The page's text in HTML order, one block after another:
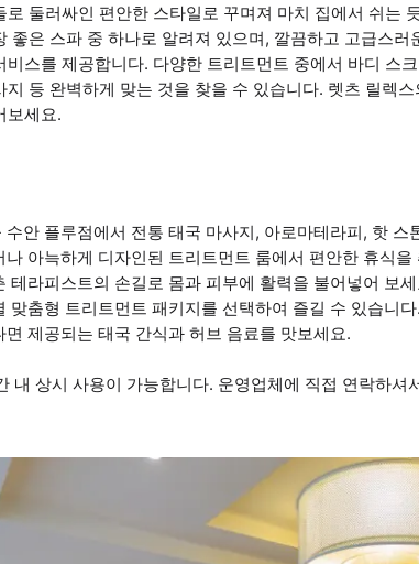
로 둘러싸인 편안한 스타일로 꾸며져 마치 집에서 쉬는
좋은 스파 중 하나로 알려져 있으며, 깔끔하고 고급스
비스를 제공합니다. 다양한 트리트먼트 중에서 바디 스
지 등 완벽하게 맞는 것을 찾을 수 있습니다. 렛츠 릴렉
보세요.
안 플루점에서 전통 태국 마사지, 아로마테라피, 핫 스
아늑하게 디자인된 트리트먼트 룸에서 편안한 휴식을
테라피스트의 손길로 몸과 피부에 활력을 불어넣어 보
맞춤형 트리트먼트 패키지를 선택하여 즐길 수 있습니다.
제공되는 태국 간식과 허브 음료를 맛보세요.
내 상시 사용이 가능합니다. 운영업체에 직접 연락하셔